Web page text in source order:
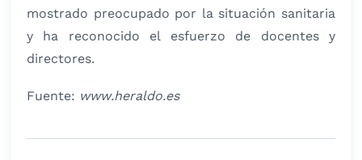
mostrado preocupado por la situación sanitaria
y ha reconocido el esfuerzo de docentes y
directores.
Fuente: www.heraldo.es